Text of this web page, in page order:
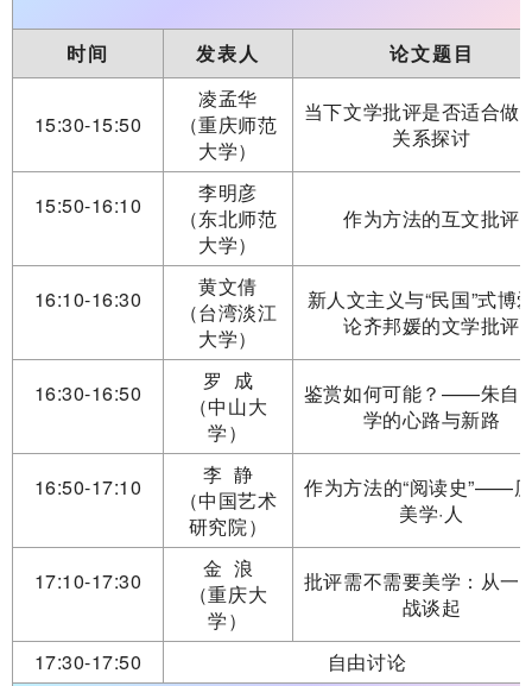
时间 发表人 论文题目
15:30-15:50
凌孟华
（重庆师范
大学）
当下文学批评是否适合做
关系探讨
15:50-16:10
李明彦
（东北师范
大学）
作为方法的互文批评
16:10-16:30
黄文倩
（台湾淡江
大学）
新人文主义与“民国”式博
论齐邦媛的文学批评
16:30-16:50
罗 成
（中山大
学）
鉴赏如何可能？——朱自
学的心路与新路
16:50-17:10
李 静
（中国艺术
研究院）
作为方法的“阅读史”——
美学·人
17:10-17:30
金 浪
（重庆大
学）
批评需不需要美学：从一
战谈起
17:30-17:50
自由讨论